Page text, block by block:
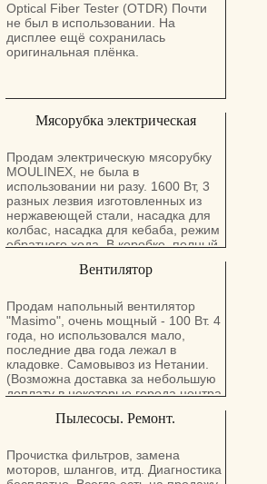
Optical Fiber Tester (OTDR) Почти
не был в использовании. На
дисплее ещё сохранилась
оригинальная плёнка.
Мясорубка электрическая
Продам электрическую мясорубку
MOULINEX, не была в
использовании ни разу. 1600 Вт, 3
разных лезвия изготовленных из
нержавеющей стали, насадка для
колбас, насадка для кебаба, режим
обратного хода. В коробке, полный
(Возможна доставка за небольшую
и севера).
Вентилятор
Продам напольный вентилятор
"Masimo", очень мощный - 100 Вт. 4
года, но использовался мало,
последние два года лежал в
кладовке. Самовывоз из Нетании.
(Возможна доставка за небольшую
доплату в некоторые города центра
Пылесосы. Ремонт.
Прочистка фильтров, замена
моторов, шлангов, итд. Диагностика